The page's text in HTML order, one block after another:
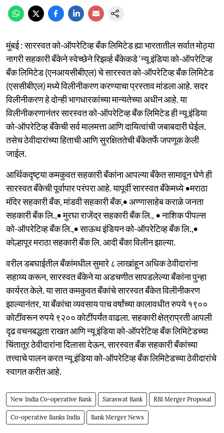
मुंबई : सारस्वत को-ऑपरेटिव्ह बँक लिमिटेड ह्या भारतातील सर्वात मोठ्या
नागरी सहकारी बँकेने स्वेच्छेने रिझर्व्ह बँकेकडे ‘न्यू इंडिया को-ऑपरेटिव्ह
बँक लिमिटेड (एनआयसीबीएल) चे सारस्वत को-ऑपरेटिव्ह बँक लिमिटेड
(एससीबीएल) मध्ये विलीनीकरण करण्याचा प्रस्ताव मांडला आहे. सदर
विलीनीकरण हे दोन्ही भागधारकांच्या मान्यतेच्या अधीन आहे. या
विलीनीकरणानंतर सारस्वत को-ऑपरेटिव्ह बँक लिमिटेड ही न्यू इंडिया
को-ऑपरेटिव्ह बँकेची सर्व मालमत्ता आणि दायित्वांची जबाबदारी घेईल.
तसेच ठेवीदारांच्या हिताची आणि सुरक्षिततेची बँकेतर्फे जपणूक केली
जाईल.
आर्थिकदृष्ट्या कमकुवत सहकारी बँकांना आपल्या बँकेत सामावून घेणे ही
सारस्वत बँकेची पूर्वापार परंपरा आहे. यापूर्वी सारस्वत बँकेमध्ये •मराठा
मंदिर सहकारी बँक, मांडवी सहकारी बँक,• अण्णासाहेब कराळे जनता
सहकारी बँक लि.,• मुरघा राजेंद्र सहकारी बँक लि., • नाशिक पीपल्स
को-ऑपरेटिव्ह बँक लि.,• साऊथ इंडियन को-ऑपरेटिव्ह बँक लि.,•
कोल्हापूर मराठा सहकारी बँक लि. आदी बँका विलीन झाल्या.
वरील डबघाईतील बँकांमधील सुमारे ८ लाखांहून अधिक ठेवीदारांना
सहाय्य करून, सारस्वत बँकेने या अडचणीत सापडलेल्या बँकांना पुन्हा
कार्यरत केले. या सात कमकुवत बँकांचे सारस्वत बँकेत विलीनीकरण
झाल्यानंतर, या बँकांचा व्यवसाय पाच वर्षांच्या कालावधीत रुपये १९००
कोटींवरून रुपये ९२०० कोटींपर्यंत वाढला. सहकारी क्षेत्राप्रती आपली
दृढ वचनबद्धता राखत आणि न्यू इंडिया को-ऑपरेटिव्ह बँक लिमिटेडच्या
चिंतातूर ठेवीदारांना दिलासा देऊन, सारस्वत बँक सहकारी बँकांच्या
तत्त्वाचे पालन करत न्यू इंडिया को-ऑपरेटिव्ह बँक लिमिटेडच्या ठेवीदारांचे
स्वागत करीत आहे.
New India Co-operative Bank Saraswat Bank RBI Merger Proposal
Co-operative Banks India Bank Merger News